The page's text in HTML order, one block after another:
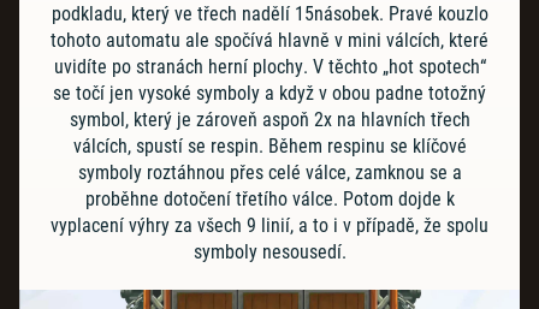
podkladu, který ve třech nadělí 15násobek. Pravé kouzlo
tohoto automatu ale spočívá hlavně v mini válcích, které
uvidíte po stranách herní plochy. V těchto „hot spotech“
se točí jen vysoké symboly a když v obou padne totožný
symbol, který je zároveň aspoň 2x na hlavních třech
válcích, spustí se respin. Během respinu se klíčové
symboly roztáhnou přes celé válce, zamknou se a
proběhne dotočení třetího válce. Potom dojde k
vyplacení výhry za všech 9 linií, a to i v případě, že spolu
symboly nesousedí.